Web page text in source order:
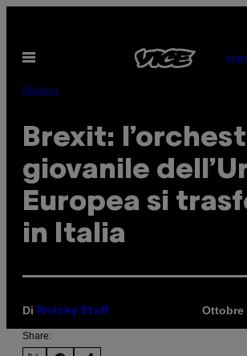
contenuto
Apri
Música
Brexit:
giovanile
Europea si
in Italia
Di Noisey Staff Ottobre
Share: